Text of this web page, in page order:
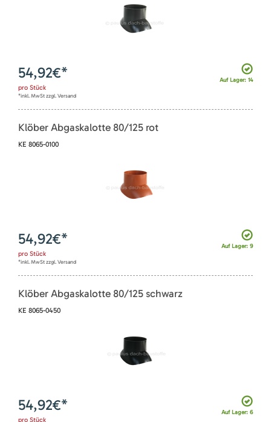
Auf Lager: 14
54,92€*
pro Stück
*inkl. MwSt zzgl. Versand
Klöber Abgaskalotte 80/125 rot
KE 8065-0100
Auf Lager: 9
54,92€*
pro Stück
*inkl. MwSt zzgl. Versand
Klöber Abgaskalotte 80/125 schwarz
KE 8065-0450
Auf Lager: 6
54,92€*
pro Stück